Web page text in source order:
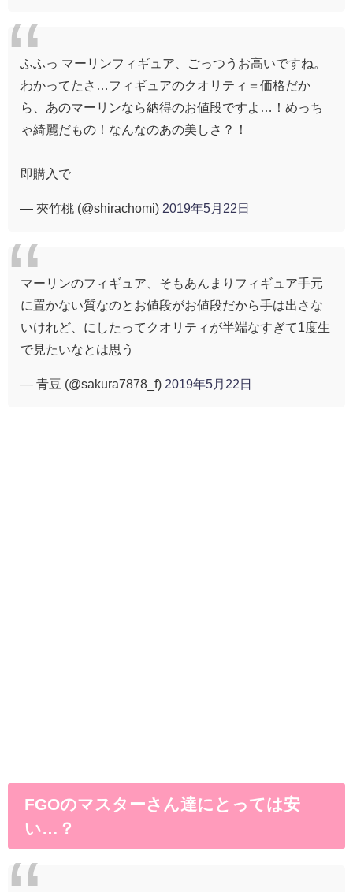
ふふっ マーリンフィギュア、ごっつうお高いですね。
わかってたさ…フィギュアのクオリティ＝価格だか
ら、あのマーリンなら納得のお値段ですよ…！めっち
ゃ綺麗だもの！なんなのあの美しさ？！
即購入で
— 夾竹桃 (@shirachomi) 2019年5月22日
マーリンのフィギュア、そもあんまりフィギュア手元
に置かない質なのとお値段がお値段だから手は出さな
いけれど、にしたってクオリティが半端なすぎて1度生
で見たいなとは思う
— 青豆 (@sakura7878_f) 2019年5月22日
FGOのマスターさん達にとっては安
い…？